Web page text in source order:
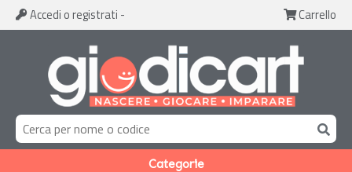
Accedi o registrati - Carrello
Categorie